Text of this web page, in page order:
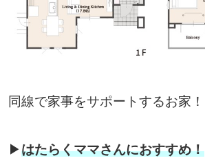
同線で家事をサポートするお家！
▶はたらくママさんにおすすめ！